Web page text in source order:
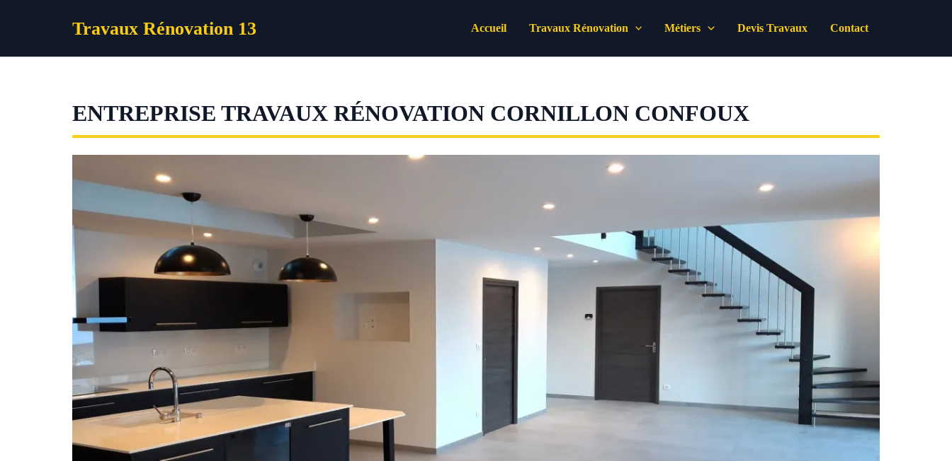
Travaux Rénovation 13 Accueil Travaux Rénovation Métiers Devis Travaux Contact
ENTREPRISE TRAVAUX RÉNOVATION CORNILLON CONFOUX